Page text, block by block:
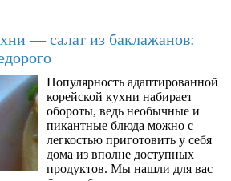
— салат из баклажанов:
Популярность адаптированной
корейской кухни набирает
обороты, ведь необычные и
пикантные блюда можно с
легкостью приготовить у себя
дома из вполне доступных
продуктов. Мы нашли для вас